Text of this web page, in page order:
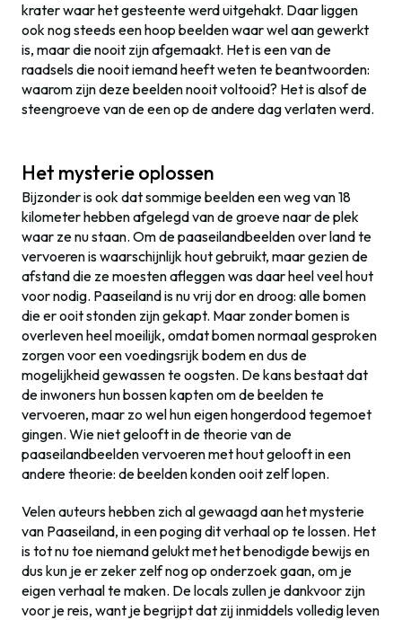
krater waar het gesteente werd uitgehakt. Daar liggen
ook nog steeds een hoop beelden waar wel aan gewerkt
is, maar die nooit zijn afgemaakt. Het is een van de
raadsels die nooit iemand heeft weten te beantwoorden:
waarom zijn deze beelden nooit voltooid? Het is alsof de
steengroeve van de een op de andere dag verlaten werd.
Het mysterie oplossen
Bijzonder is ook dat sommige beelden een weg van 18
kilometer hebben afgelegd van de groeve naar de plek
waar ze nu staan. Om de paaseilandbeelden over land te
vervoeren is waarschijnlijk hout gebruikt, maar gezien de
afstand die ze moesten afleggen was daar heel veel hout
voor nodig. Paaseiland is nu vrij dor en droog: alle bomen
die er ooit stonden zijn gekapt. Maar zonder bomen is
overleven heel moeilijk, omdat bomen normaal gesproken
zorgen voor een voedingsrijk bodem en dus de
mogelijkheid gewassen te oogsten. De kans bestaat dat
de inwoners hun bossen kapten om de beelden te
vervoeren, maar zo wel hun eigen hongerdood tegemoet
gingen. Wie niet gelooft in de theorie van de
paaseilandbeelden vervoeren met hout gelooft in een
andere theorie: de beelden konden ooit zelf lopen.
Velen auteurs hebben zich al gewaagd aan het mysterie
van Paaseiland, in een poging dit verhaal op te lossen. Het
is tot nu toe niemand gelukt met het benodigde bewijs en
dus kun je er zeker zelf nog op onderzoek gaan, om je
eigen verhaal te maken. De locals zullen je dankvoor zijn
voor je reis, want je begrijpt dat zij inmiddels volledig leven